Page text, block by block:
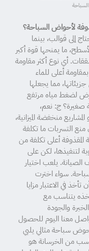
لأحواض السباحة؟
إلى قوالب، بينما
ما يمنحها قوة أكبر
أي نوع أكثر مقاومة
أعلى للماء
مما يجعلها
لضغط مياه مرتفع
صغيرة؟ ج: نعم،
منخفضة الميزانية،
التسربات ما تكلفة
المقذوفة أعلى تكلفة من
لتنفيذها، لكن على
الصيانة. يلعب اختيار
سواء اخترت
في الاعتبار مزايا
يتناسب مع
والجودة
معنا اليوم للحصول
سباحة مثالي يلبي
من الخرسانة هو